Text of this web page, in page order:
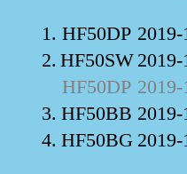
1. HF50DP
2. HF50SW
HF50DP
3. HF50BB
4. HF50BG